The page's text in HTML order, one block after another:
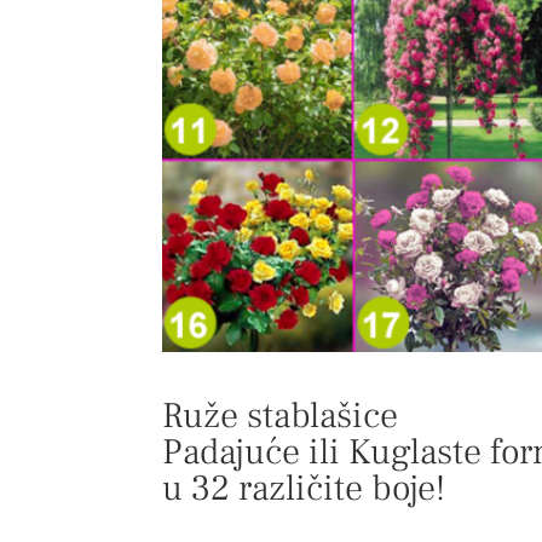
Ruže stablašice
Padajuće ili Kuglaste
u 32 različite boje!